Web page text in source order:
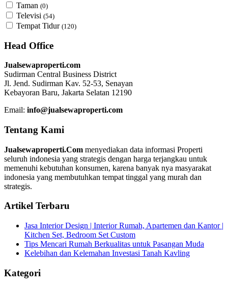
Taman (0)
Televisi (54)
Tempat Tidur (120)
Head Office
Jualsewaproperti.com
Sudirman Central Business District
Jl. Jend. Sudirman Kav. 52-53, Senayan
Kebayoran Baru, Jakarta Selatan 12190
Email: info@jualsewaproperti.com
Tentang Kami
Jualsewaproperti.Com menyediakan data informasi Properti
seluruh indonesia yang strategis dengan harga terjangkau untuk
memenuhi kebutuhan konsumen, karena banyak nya masyarakat
indonesia yang membutuhkan tempat tinggal yang murah dan
strategis.
Artikel Terbaru
Jasa Interior Design | Interior Rumah, Apartemen dan Kantor |
Kitchen Set, Bedroom Set Custom
Tips Mencari Rumah Berkualitas untuk Pasangan Muda
Kelebihan dan Kelemahan Investasi Tanah Kavling
Kategori